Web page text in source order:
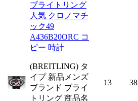
ブライトリング
人気 クロノマチ
ック49
A436B20ORC コ
ピー 時計
(BREITLING) タ
イプ 新品メンズ
ブランド ブライ
トリング 商品名
13 38